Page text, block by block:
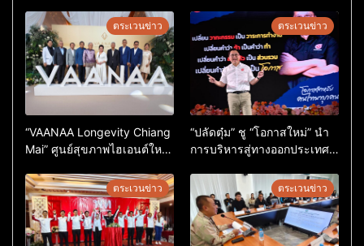
ตระเวนข่าว
“VAANAA Longevity Chiang
Mai” ศูนย์สุขภาพไฮเอนต์ใหญ่
ตระเวนข่าว
“ปลัดตุ๋ม” ชู “โอกาสใหม่” นำ
การบริหารสู่ทางออกประเทศ
ตระเวนข่าว ตระเวนข่าว